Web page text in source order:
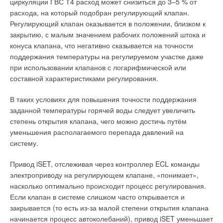
расхода, на который подобран регулирующий клапан.
Регулирующий клапан оказывается в положении, близком к
закрытию, с малым значением рабочих положений штока и
конуса клапана, что негативно сказывается на точности
поддержания температуры на регулируемом участке даже
при использовании клапанов с логарифмической или
составной характеристиками регулирования.
В таких условиях для повышения точности поддержания
заданной температуры горячей воды следует увеличить
степень открытия клапана, чего можно достичь путём
уменьшения располагаемого перепада давлений на
систему.
Привод iSET, отслеживая через контроллер ECL команды
электроприводу на регулирующем клапане, «понимает»,
насколько оптимально происходит процесс регулирования.
Если клапан в системе слишком часто открывается и
закрывается (то есть из-за малой степени открытия клапана
начинается процесс автоколебаний), привод iSET уменьшает
Добавить комментарий
Ваше имя *
Ваш E-mail *
Отличительной особенностью свободно программируемых
контроллеровCARELсемейства c.pCO является
интегрированная поддержка подавляющего большинства
коммуникационных протоколов, используемых в
современных системах управления зданием. Помимо
традиционно поддерживаемых Modbus RTU (ведущий и
других, в новой линейке реализована расширенная
поддержка наиболее передового протокола — BACnet
(клиент и сервер) в вариантах MSTP и IP.
Встроенный веб-сервер позволяет удалённо подключаться к
этом пользователь имеет возможность видеть состояние
экрана контроллера в окне браузера. В этом режиме
пользователь может управлять работой установки, нажимая
виртуальные кнопки на изображении дисплея, что приводит к
срабатыванию соответствующих кнопок в реальном
контроллере. Встроенный веб-сервер обеспечивает